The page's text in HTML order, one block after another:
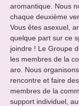
aromantique. Nous
chaque deuxième
Vous êtes asexuel,
quelque part sur ce
joindre ! Le Groupe
les membres de la
aro. Nous
rencontre et faire
membres de la
support individuel,